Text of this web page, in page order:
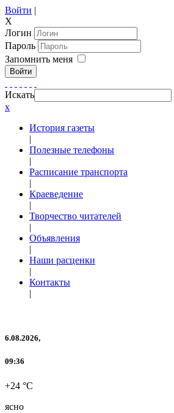
Войти |
X
Логин
Пароль
Запомнить меня
Войти
Искать
x
История газеты
|
Полезные телефоны
|
Расписание транспорта
|
Краеведение
|
Творчество читателей
|
Объявления
|
Наши расценки
|
Контакты
|
6.08.2026,
09:36
+24 °C
ясно